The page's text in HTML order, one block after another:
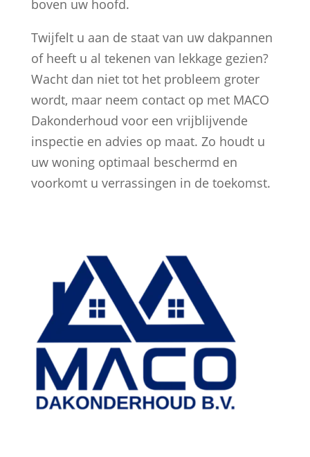
boven uw hoofd.
Twijfelt u aan de staat van uw dakpannen
of heeft u al tekenen van lekkage gezien?
Wacht dan niet tot het probleem groter
wordt, maar neem contact op met MACO
Dakonderhoud voor een vrijblijvende
inspectie en advies op maat. Zo houdt u
uw woning optimaal beschermd en
voorkomt u verrassingen in de toekomst.